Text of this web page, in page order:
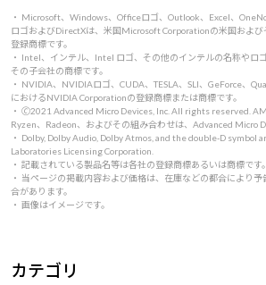
・ Microsoft、Windows、Officeロゴ、Outlook、Excel、
ロゴおよびDirectXは、米国Microsoft Corporationの米国およ
登録商標です。
・ Intel、インテル、Intel ロゴ、その他のインテルの名称やロ
その子会社の商標です。
・ NVIDIA、NVIDIAロゴ、CUDA、TESLA、SLI、GeForce、
におけるNVIDIA Corporationの登録商標または商標です。
・ 🄫2021 Advanced Micro Devices, Inc. All rights reserved.
Ryzen、Radeon、およびその組み合わせは、Advanced Micro
・ Dolby, Dolby Audio, Dolby Atmos, and the double-D symbol
Laboratories Licensing Corporation.
・ 記載されている製品名等は各社の登録商標あるいは商標です。
・ 当ページの掲載内容および価格は、在庫などの都合により
合があります。
・ 画像はイメージです。
カテゴリ